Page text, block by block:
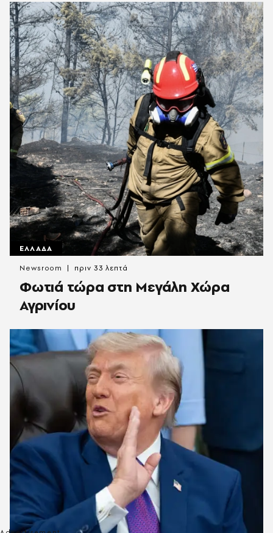
ΕΛΛΑΔΑ
Φωτιά τώρα στη Μεγάλη Χώρα
Αγρινίου
Newsroom πριν 33 λεπτά